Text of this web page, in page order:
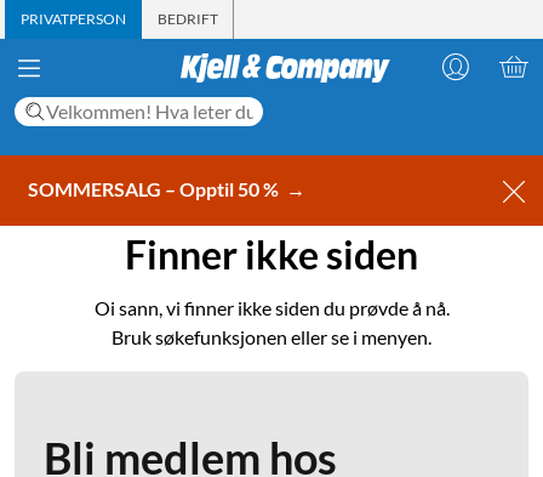
PRIVATPERSON BEDRIFT
SOMMERSALG – Opptil 50 % →
Finner ikke siden
Oi sann, vi finner ikke siden du prøvde å nå.
Bruk søkefunksjonen eller se i menyen.
Bli medlem hos